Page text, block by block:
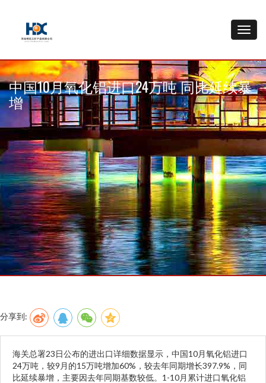
中国10月氧化铝进口24万吨 同比延续暴
增
分享到:
海关总署23日公布的进出口详细数据显示，中国10月氧化铝进口
24万吨，较9月的15万吨增加60%，较去年同期增长397.9%，同
比延续暴增，主要因去年同期基数较低。1-10月累计进口氧化铝